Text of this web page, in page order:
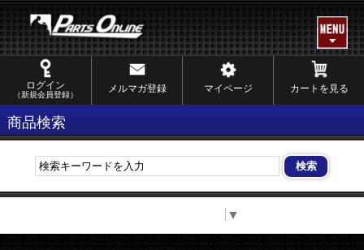
ログイン
（新規会員登録）
メルマガ登録 マイページ カートを見る
商品検索
▼